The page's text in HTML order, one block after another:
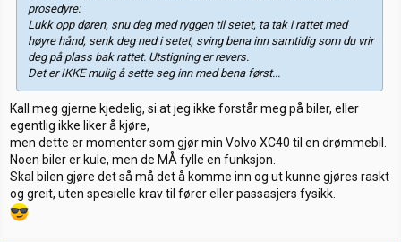
prosedyre:
Lukk opp døren, snu deg med ryggen til setet, ta tak i rattet med
høyre hånd, senk deg ned i setet, sving bena inn samtidig som du vrir
deg på plass bak rattet. Utstigning er revers.
Det er IKKE mulig å sette seg inn med bena først...
Kall meg gjerne kjedelig, si at jeg ikke forstår meg på biler, eller
egentlig ikke liker å kjøre,
men dette er momenter som gjør min Volvo XC40 til en drømmebil.
Noen biler er kule, men de MÅ fylle en funksjon.
Skal bilen gjøre det så må det å komme inn og ut kunne gjøres raskt
og greit, uten spesielle krav til fører eller passasjers fysikk.